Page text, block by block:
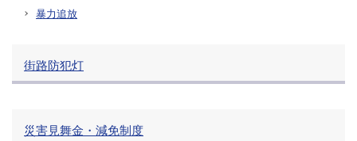
暴力追放
街路防犯灯
災害見舞金・減免制度